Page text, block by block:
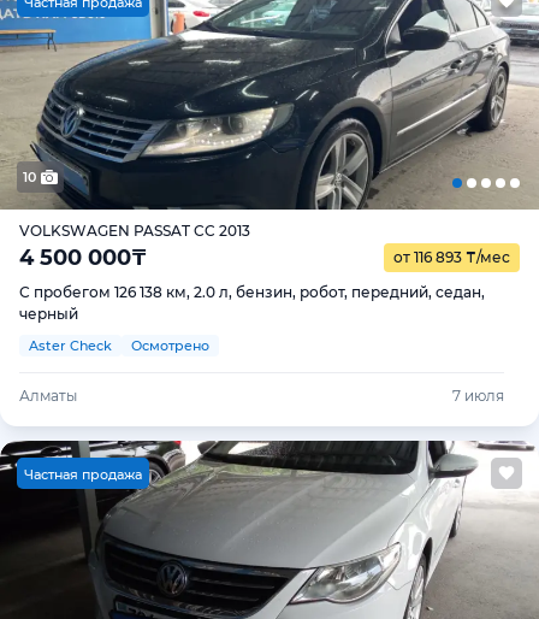
10
VOLKSWAGEN PASSAT CC 2013
4 500 000₸ от 116 893 ₸/мес
С пробегом 126 138 км, 2.0 л, бензин, робот, передний, седан,
черный
Aster Check Осмотрено
Алматы 7 июля
Частная продажа